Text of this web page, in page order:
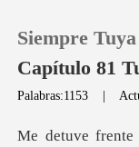
Siempre Tuya
Capítulo 81
Palabras:1153 |